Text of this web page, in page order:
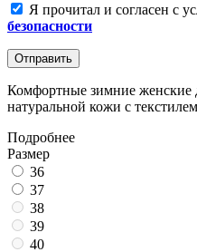
Я прочитал и согласен с
безопасности
Отправить
Комфортные зимние женские
натуральной кожи с
Подробнее
Размер
36
37
38
39
40